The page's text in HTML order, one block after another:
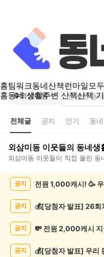
홈팀워크동네산책런마일모
홈동네 생활주변 산책산책
외삼미동
전체글 공지 인기 동
외삼미동 이웃들의 동네생
외삼미동 이웃들이 직접 올린 동
공지 전원 1,000캐시! 🥳
공지
공지
공지